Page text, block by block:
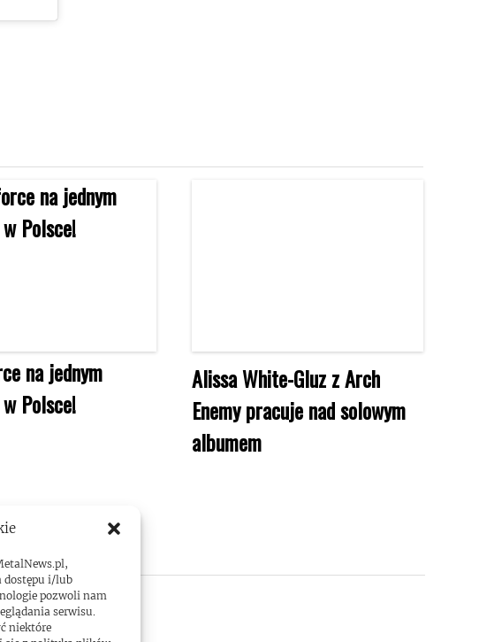
dostępu i/lub
pozwoli nam
serwisu.
niektóre
na jednym
Polsce!
Alissa White-Gluz z Arch
Enemy pracuje nad solowym
albumem